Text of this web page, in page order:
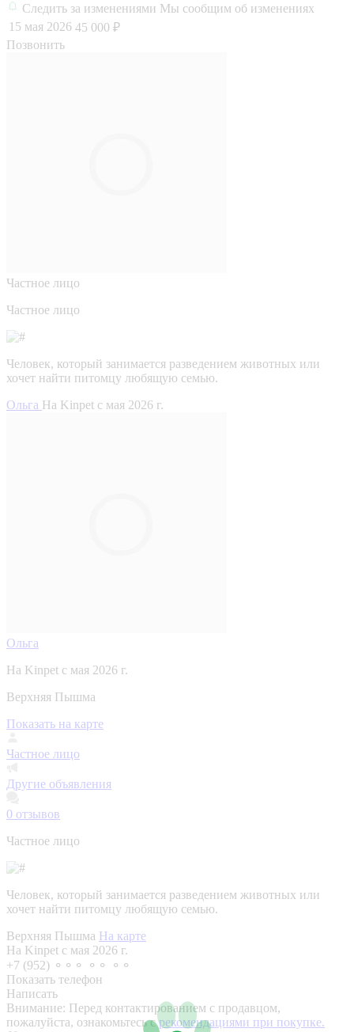
Следить за изменениями Мы сообщим об изменениях
15 мая 2026 45 000 ₽
Позвонить
Частное лицо
Частное лицо
Человек, который занимается разведением животных или
хочет найти питомцу любящую семью.
Ольга На Kinpet c мая 2026 г.
Ольга
На Kinpet c мая 2026 г.
Верхняя Пышма
Показать на карте
Частное лицо
Другие объявления
0 отзывов
Частное лицо
Человек, который занимается разведением животных или
хочет найти питомцу любящую семью.
Верхняя Пышма На карте
На Kinpet c мая 2026 г.
+7 (952) ⚬⚬⚬ ⚬⚬ ⚬⚬
Показать телефон
Написать
Внимание: Перед контактированием с продавцом,
пожалуйста, ознакомьтесь срекомендациями при покупке.